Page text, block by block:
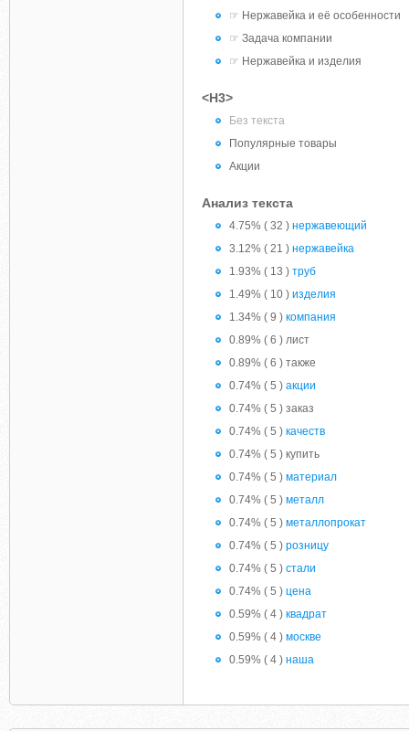
☞ Нержавейка и её особенности
☞ Задача компании
☞ Нержавейка и изделия
<H3>
Без текста
Популярные товары
Акции
Анализ текста
4.75% ( 32 ) нержавеющий
3.12% ( 21 ) нержавейка
1.93% ( 13 ) труб
1.49% ( 10 ) изделия
1.34% ( 9 ) компания
0.89% ( 6 ) лист
0.89% ( 6 ) также
0.74% ( 5 ) акции
0.74% ( 5 ) заказ
0.74% ( 5 ) качеств
0.74% ( 5 ) купить
0.74% ( 5 ) материал
0.74% ( 5 ) металл
0.74% ( 5 ) металлопрокат
0.74% ( 5 ) розницу
0.74% ( 5 ) стали
0.74% ( 5 ) цена
0.59% ( 4 ) квадрат
0.59% ( 4 ) москве
0.59% ( 4 ) наша